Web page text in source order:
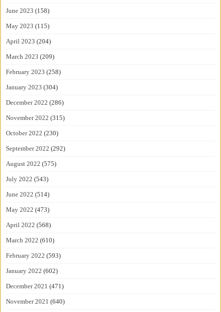
June 2023 (158)
May 2023 (115)
April 2023 (204)
March 2023 (209)
February 2023 (258)
January 2023 (304)
December 2022 (286)
November 2022 (315)
October 2022 (230)
September 2022 (292)
August 2022 (575)
July 2022 (543)
June 2022 (514)
May 2022 (473)
April 2022 (568)
March 2022 (610)
February 2022 (593)
January 2022 (602)
December 2021 (471)
November 2021 (640)